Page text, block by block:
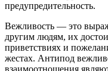
предупредительность.
Вежливость — это
другим людям, их
приветствиях и
жестах. Антипод